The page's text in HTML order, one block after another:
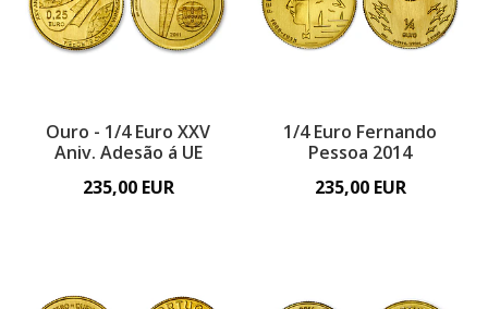
Ouro - 1/4 Euro XXV
Aniv. Adesão á UE
235,00 EUR
1/4 Euro Fernando
Pessoa 2014
235,00 EUR